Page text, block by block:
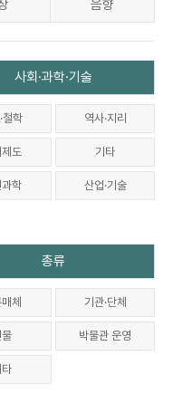
음향
사회·과학·기술
철학 역사·지리
도 기타
학 산업·기술
총류
체 기관·단체
물 박물관 운영